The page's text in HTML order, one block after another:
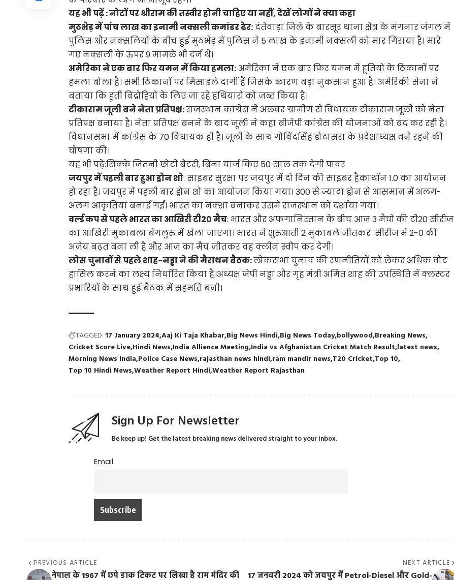
यह भी पढ़ें :नोटों पर श्रीराम की तस्वीर होनी चाहिए या नहीं, देखें लोगों ने क्या कहा
मुठभेड़ में पांच लाख का इनामी नक्सली कमांडर ढेर:दंतेवाड़ा जिले के बारसूर थाना क्षेत्र के मंगनार जंगल में
पुलिस और नक्सलियों के बीच हुई मुठभेड़ में पुलिस ने 5 लाख के इनामी नक्सली को मार गिराया है। मारे
गए नक्सली के ऊपर 9 मामले भी दर्ज थे।
अमेरिका ने एक बार फिर यमन में किया हमला:अमेरिका ने एक बार फिर यमन में हूतियों के ठिकानों पर
हमला बोला है। सभी ठिकानों पर मिसाइले दागीं हैं जिसके कारण बड़ा नुकसान हुआ है। अमेरिकी सेना ने
बताया कि हूती विद्रोहियों के लिए जा रहे हथियारों को जब्त किया है।
टीकाराम जूली बने नेता प्रतिपक्ष:राजस्थान कांग्रेस ने अलवर ग्रामीण से विधायक टीकाराम जूली को नेता
प्रतिपक्ष बनाया है। नेता प्रतिपक्ष बनने के बाद जूली ने कहा बीजेपी कांग्रेस की योजनाओं को बंद कर रही है।
विधानसभा में कांग्रेस के 70 विधायक ही है। जूली के साथ गोविंदसिंह डोटासरा के प्रदेशाध्यक्ष बने रहने की
घोषणा की।
यह भी पढ़े:सिक्के जितनी छोटी बैटरी, बिना चार्ज किए 50 साल तक देगी पावर
जयपुर में पहली बार हुआ ड्रोन शो: साइबर सुरक्षा पर जयपुर में दो दिन की साइबर हैकाथॉन 1.0 का आयोजन
हो रहा है। जयपुर में पहली बार ड्रोन शो का आयोजन किया गया। 300 से ज्यादा ड्रोन से आसमान में अलग-
अलग आकृतियां बनाई गईं। भारत का नक्शा बनाकर उसमें राजस्थान को दर्शाया गया।
वर्ल्ड कप से पहले भारत का आखिरी टी20 मैच: भारत और अफगानिस्तान के बीच आज 3 मैचों की टी20 सीरीज
का आखिरी मुकाबला बेंगलुरु में खेला जाएगा। भारत ने शुरुआती 2 मुकाबले जीतकर सीरीज में 2-0 की
अजेय बढ़त बना ली है और आज का मैच जीतकर वह क्लीन स्वीप कर देगी।
लोस चुनावों से पहले शाह-नड्डा ने की मैराथन बैठक:लोकसभा चुनाव की रणनीतियों को लेकर अधिक वोट
हासिल करने का लक्ष्य निर्धारित किया है।अध्यक्ष जेपी नड्डा और गृह मंत्री अमित शाह की उपस्थिति में क्लस्टर
प्रभारियों के साथ हुई बैठक में सहमति बनी।
TAGGED:17 January 2024Aaj Ki Taja Khabar Big News Hindi Big News Today bollywood Breaking News
Cricket Score Live Hindi News India Allience Meeting India vs Afghanistan Cricket Match Result latest news
Morning News India Police Case News rajasthan news hindi ram mandir news T20 Cricket Top 10
Top 10 Hindi NewsWeather Report HindiWeather Report Rajasthan
Sign Up For Newsletter
Be keep up! Get the latest breaking news delivered straight to your inbox.
Email
PREVIOUS ARTICLE
नेपाल के 1967 में छपे डाक टिकट पर लिखा है राम मंदिर की
NEXT ARTICLE
17 जनवरी 2024 को जयपुर में Petrol-Diesel और Gold-